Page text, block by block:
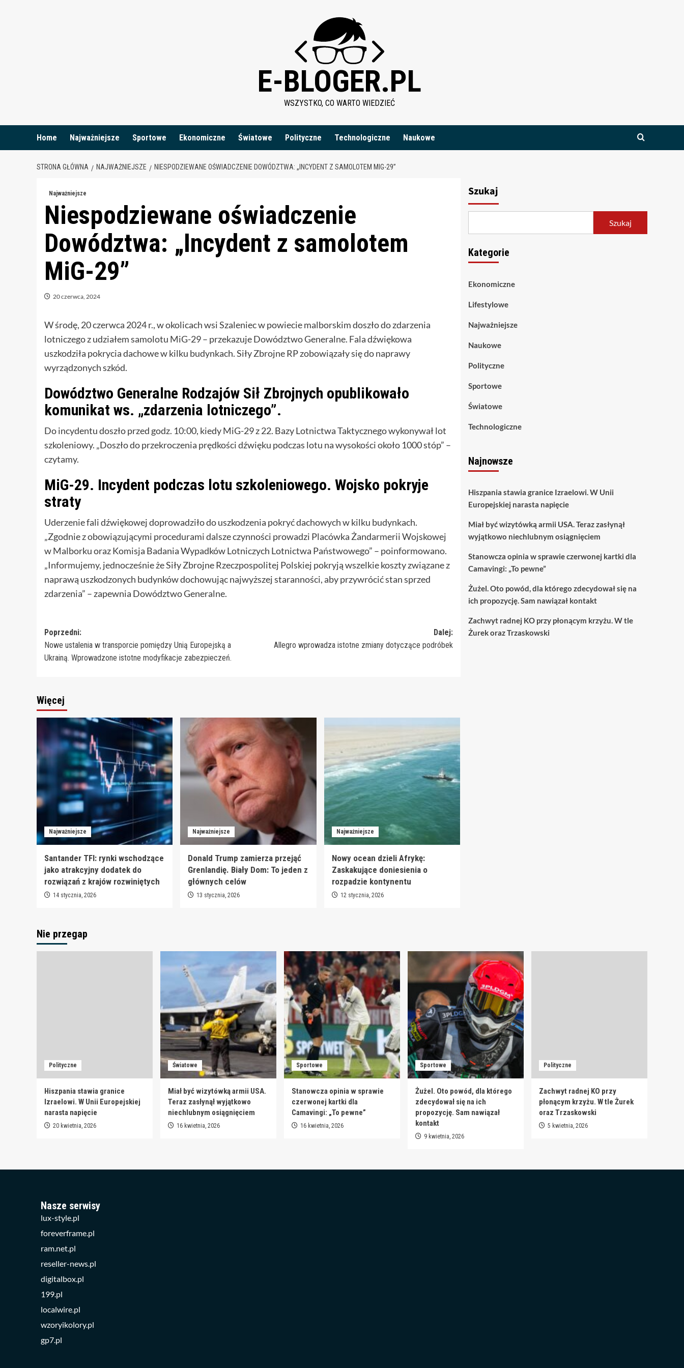
E-BLOGER.PL
WSZYSTKO, CO WARTO WIEDZIEĆ
Home Najważniejsze Sportowe Ekonomiczne Światowe Polityczne Technologiczne Naukowe
STRONA GŁÓWNA NAJWAŻNIEJSZE NIESPODZIEWANE OŚWIADCZENIE DOWÓDZTWA: „INCYDENT Z SAMOLOTEM MIG-29”
Najważniejsze
Niespodziewane oświadczenie
Dowództwa: „Incydent z samolotem
MiG-29”
20 czerwca, 2024
W środę, 20 czerwca 2024 r., w okolicach wsi Szaleniec w powiecie malborskim doszło do zdarzenia
lotniczego z udziałem samolotu MiG-29 – przekazuje Dowództwo Generalne. Fala dźwiękowa
uszkodziła pokrycia dachowe w kilku budynkach. Siły Zbrojne RP zobowiązały się do naprawy
wyrządzonych szkód.
Dowództwo Generalne Rodzajów Sił Zbrojnych opublikowało
komunikat ws. „zdarzenia lotniczego”.
Do incydentu doszło przed godz. 10:00, kiedy MiG-29 z 22. Bazy Lotnictwa Taktycznego wykonywał lot
szkoleniowy. „Doszło do przekroczenia prędkości dźwięku podczas lotu na wysokości około 1000 stóp” –
czytamy.
MiG-29. Incydent podczas lotu szkoleniowego. Wojsko pokryje
straty
Uderzenie fali dźwiękowej doprowadziło do uszkodzenia pokryć dachowych w kilku budynkach.
„Zgodnie z obowiązującymi procedurami dalsze czynności prowadzi Placówka Żandarmerii Wojskowej
w Malborku oraz Komisja Badania Wypadków Lotniczych Lotnictwa Państwowego” – poinformowano.
„Informujemy, jednocześnie że Siły Zbrojne Rzeczpospolitej Polskiej pokryją wszelkie koszty związane z
naprawą uszkodzonych budynków dochowując najwyższej staranności, aby przywrócić stan sprzed
zdarzenia” – zapewnia Dowództwo Generalne.
Zobacz
wpisy
Poprzedni:
Nowe ustalenia w transporcie pomiędzy Unią Europejską a
Ukrainą. Wprowadzone istotne modyfikacje zabezpieczeń.
Dalej:
Allegro wprowadza istotne zmiany dotyczące podróbek
Więcej
Najważniejsze
Santander TFI: rynki wschodzące
jako atrakcyjny dodatek do
rozwiązań z krajów rozwiniętych
14 stycznia, 2026
Najważniejsze
Donald Trump zamierza przejąć
Grenlandię. Biały Dom: To jeden z
głównych celów
13 stycznia, 2026
Najważniejsze
Nowy ocean dzieli Afrykę:
Zaskakujące doniesienia o
rozpadzie kontynentu
12 stycznia, 2026
Szukaj
Szukaj
Kategorie
Ekonomiczne
Lifestylowe
Najważniejsze
Naukowe
Polityczne
Sportowe
Światowe
Technologiczne
Najnowsze
Hiszpania stawia granice Izraelowi. W Unii
Europejskiej narasta napięcie
Miał być wizytówką armii USA. Teraz zasłynął
wyjątkowo niechlubnym osiągnięciem
Stanowcza opinia w sprawie czerwonej kartki dla
Camavingi: „To pewne”
Żużel. Oto powód, dla którego zdecydował się na
ich propozycję. Sam nawiązał kontakt
Zachwyt radnej KO przy płonącym krzyżu. W tle
Żurek oraz Trzaskowski
Nie przegap
Polityczne
Hiszpania stawia granice
Izraelowi. W Unii Europejskiej
narasta napięcie
20 kwietnia, 2026
Światowe
Miał być wizytówką armii USA.
Teraz zasłynął wyjątkowo
niechlubnym osiągnięciem
16 kwietnia, 2026
Sportowe
Stanowcza opinia w sprawie
czerwonej kartki dla
Camavingi: „To pewne”
16 kwietnia, 2026
Sportowe
Żużel. Oto powód, dla którego
zdecydował się na ich
propozycję. Sam nawiązał
kontakt
9 kwietnia, 2026
Polityczne
Zachwyt radnej KO przy
płonącym krzyżu. W tle Żurek
oraz Trzaskowski
5 kwietnia, 2026
Nasze serwisy
lux-style.pl
foreverframe.pl
ram.net.pl
reseller-news.pl
digitalbox.pl
199.pl
localwire.pl
wzoryikolory.pl
gp7.pl